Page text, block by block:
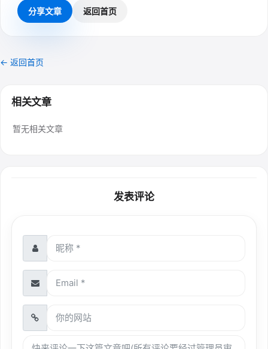
分享文章 返回首页
← 返回首页
相关文章
暂无相关文章
发表评论